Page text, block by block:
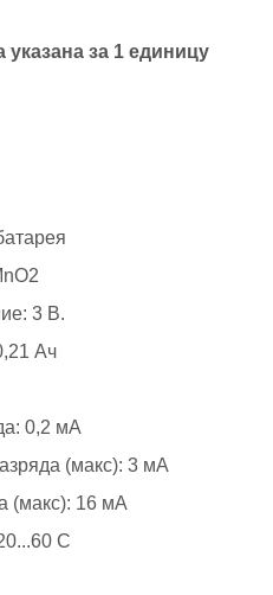
за 1 единицу
3 В.
Ач
0,2 мА
(макс): 3 мА
(макс): 16 мА
С